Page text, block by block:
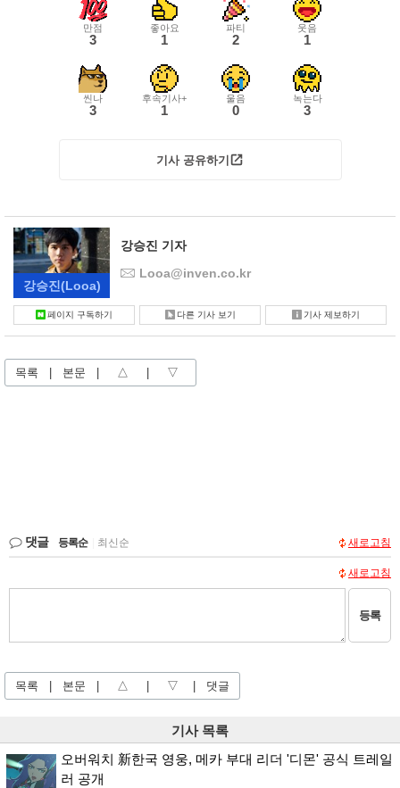
만점
3
좋아요
1
파티
2
웃음
1
씬나
3
후속기사+
1
울음
0
녹는다
3
기사 공유하기
강승진(Looa)
강승진 기자
Looa@inven.co.kr
페이지 구독하기 다른 기사 보기 기사 제보하기
목록 본문 △ ▽
댓글 등록순 최신순 새로고침
새로고침
등록
목록 본문 △ ▽ 댓글
기사 목록
오버워치 新한국 영웅, 메카 부대 리더 '디몬' 공식 트레일
러 공개